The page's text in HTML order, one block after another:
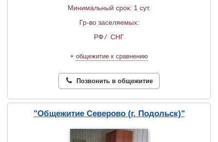
Минимальный срок: 1 сут.
Гр-во заселяемых:
РФ/ СНГ
+ общежитие к сравнению
Позвонить в общежитие
"Общежитие Северово (г. Подольск)"